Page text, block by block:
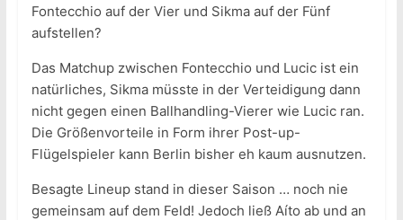
Fontecchio auf der Vier und Sikma auf der Fünf
aufstellen?
Das Matchup zwischen Fontecchio und Lucic ist ein
natürliches, Sikma müsste in der Verteidigung dann
nicht gegen einen Ballhandling-Vierer wie Lucic ran.
Die Größenvorteile in Form ihrer Post-up-
Flügelspieler kann Berlin bisher eh kaum ausnutzen.
Besagte Lineup stand in dieser Saison … noch nie
gemeinsam auf dem Feld! Jedoch ließ Aíto ab und an